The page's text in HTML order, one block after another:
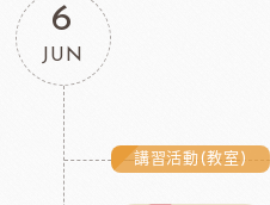
6
JUN
講習活動(教室)